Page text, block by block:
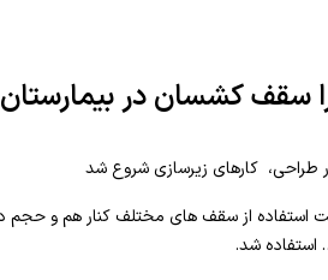
سقف کشسان در بیمارستان
طراحی، کارهای زیرسازی شروع شد